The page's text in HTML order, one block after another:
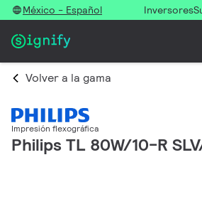
México - Español Inversores
Volver a la gama
Impresión flexográfica
Philips TL 80W/10-R